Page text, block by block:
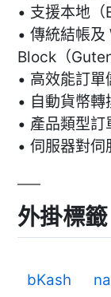
• 支援本地
• 傳統結帳
Block（
• 高效能訂單
• 自動貨幣轉
• 產品類型訂
• 伺服器對
外掛標籤
bKash